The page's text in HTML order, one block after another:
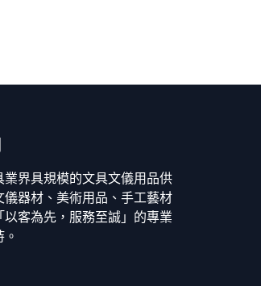
界具規模的文具文儀用品供
器材、美術用品、手工藝材
客為先，服務至誠」的專業